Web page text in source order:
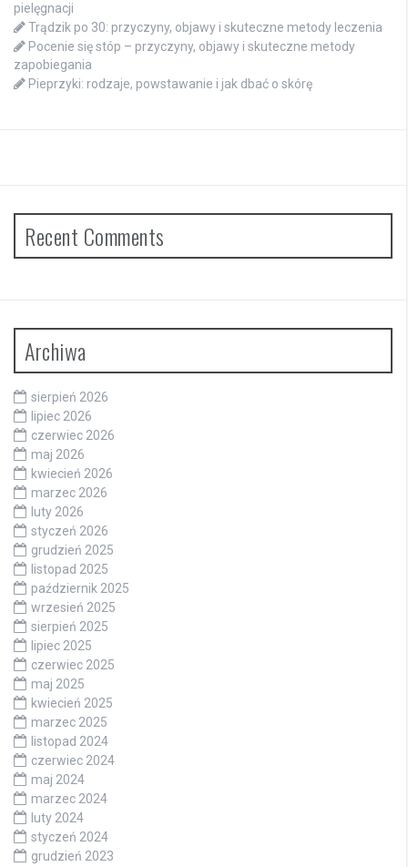
pielęgnacji
Trądzik po 30: przyczyny, objawy i skuteczne metody leczenia
Pocenie się stóp – przyczyny, objawy i skuteczne metody
zapobiegania
Pieprzyki: rodzaje, powstawanie i jak dbać o skórę
Recent Comments
Archiwa
sierpień 2026
lipiec 2026
czerwiec 2026
maj 2026
kwiecień 2026
marzec 2026
luty 2026
styczeń 2026
grudzień 2025
listopad 2025
październik 2025
wrzesień 2025
sierpień 2025
lipiec 2025
czerwiec 2025
maj 2025
kwiecień 2025
marzec 2025
listopad 2024
czerwiec 2024
maj 2024
marzec 2024
luty 2024
styczeń 2024
grudzień 2023